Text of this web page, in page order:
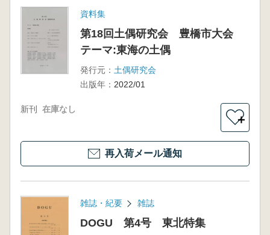
資料集
第18回土偶研究会 豊橋市大会
テーマ:東海の土偶
発行元： 土偶研究会
出版年： 2022/01
新刊 在庫なし
＋
再入荷メール通知
雑誌・紀要 雑誌
DOGU 第4号 東北特集